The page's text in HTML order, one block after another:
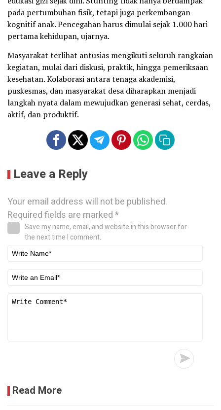
pada pertumbuhan fisik, tetapi juga perkembangan
kognitif anak. Pencegahan harus dimulai sejak 1.000 hari
pertama kehidupan, ujarnya.
Masyarakat terlihat antusias mengikuti seluruh rangkaian
kegiatan, mulai dari diskusi, praktik, hingga pemeriksaan
kesehatan. Kolaborasi antara tenaga akademisi,
puskesmas, dan masyarakat desa diharapkan menjadi
langkah nyata dalam mewujudkan generasi sehat, cerdas,
aktif, dan produktif.
Leave a Reply
Your email address will not be published.
Required fields are marked*
Save my name, email, and website in this browser for
the next time I comment.
Read More